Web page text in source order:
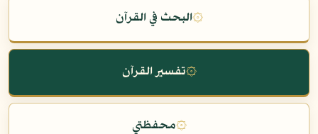
۞البحث في القرآن
۞تفسير القرآن
۞محفظتي